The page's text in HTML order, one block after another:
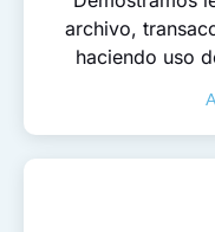
archivo,
haciendo uso